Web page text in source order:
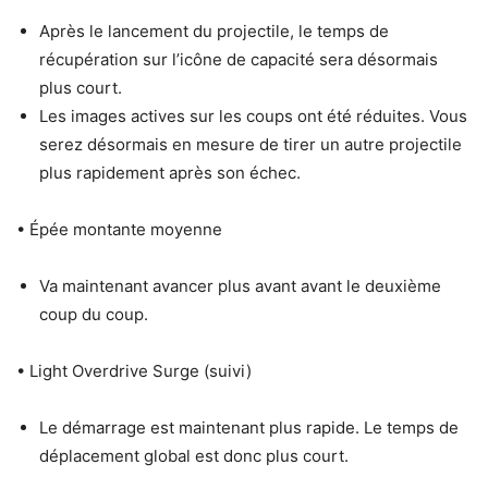
Après le lancement du projectile, le temps de
récupération sur l’icône de capacité sera désormais
plus court.
Les images actives sur les coups ont été réduites. Vous
serez désormais en mesure de tirer un autre projectile
plus rapidement après son échec.
• Épée montante moyenne
Va maintenant avancer plus avant avant le deuxième
coup du coup.
• Light Overdrive Surge (suivi)
Le démarrage est maintenant plus rapide. Le temps de
déplacement global est donc plus court.